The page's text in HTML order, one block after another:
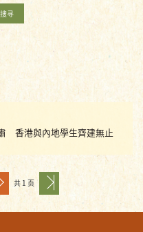
搜寻
香港與內地學生齊建無止
共 1 页